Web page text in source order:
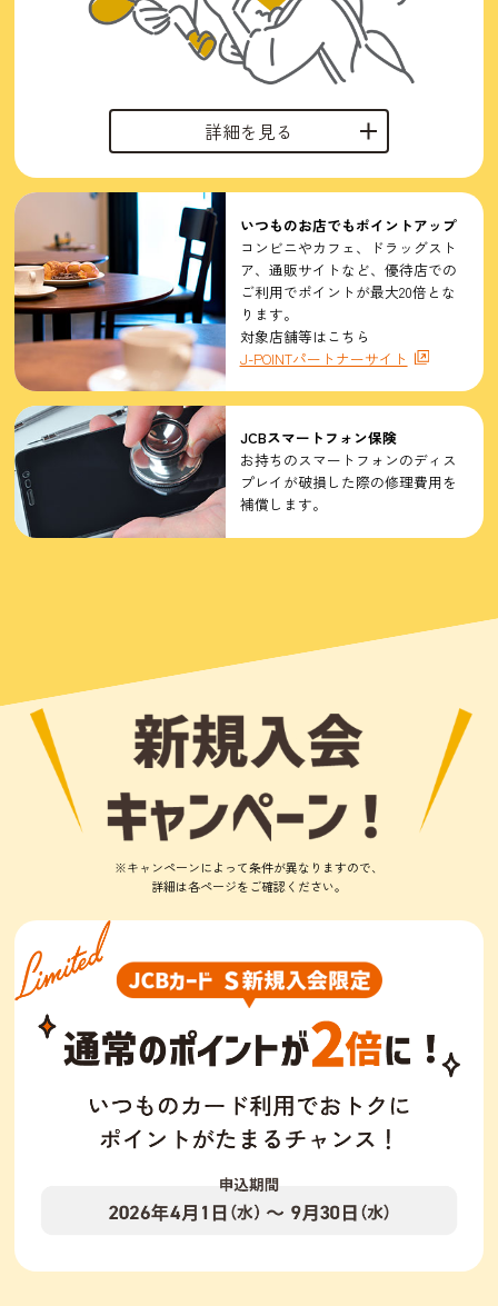
詳細を見る
いつものお店でもポイントアップ
コンビニやカフェ、ドラッグスト
ア、通販サイトなど、優待店での
ご利用でポイントが最大20倍とな
ります。
対象店舗等はこちら
J-POINTパートナーサイト
JCBスマートフォン保険
お持ちのスマートフォンのディス
プレイが破損した際の修理費用を
補償します。
※キャンペーンによって条件が異なりますので、
詳細は各ページをご確認ください。